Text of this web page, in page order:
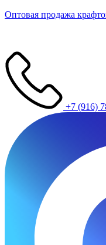
Оптовая продажа
+7 (916)